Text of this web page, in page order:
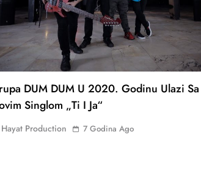
DUM DUM U 2020. Godinu Ulazi Sa
Singlom „Ti I Ja“
Hayat Production 7 Godina Ago